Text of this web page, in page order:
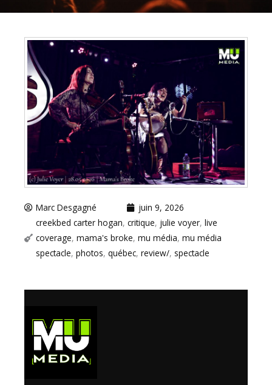
Marc Desgagné
juin 9, 2026
creekbed carter hogan, critique, julie voyer, live
coverage, mama's broke, mu média, mu média
spectacle, photos, québec, review/, spectacle